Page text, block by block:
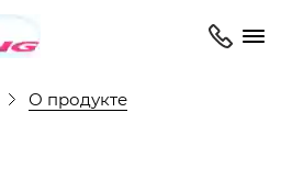
О продукте